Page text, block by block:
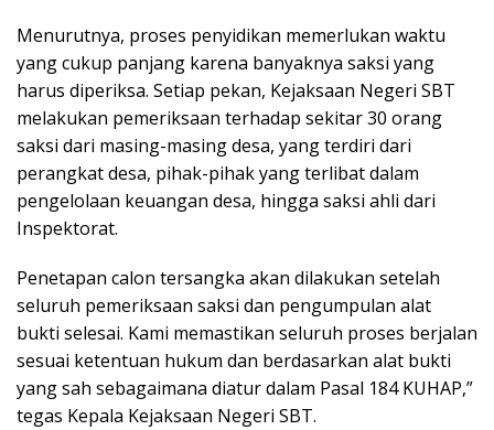
Menurutnya, proses penyidikan memerlukan waktu
yang cukup panjang karena banyaknya saksi yang
harus diperiksa. Setiap pekan, Kejaksaan Negeri SBT
melakukan pemeriksaan terhadap sekitar 30 orang
saksi dari masing-masing desa, yang terdiri dari
perangkat desa, pihak-pihak yang terlibat dalam
pengelolaan keuangan desa, hingga saksi ahli dari
Inspektorat.
Penetapan calon tersangka akan dilakukan setelah
seluruh pemeriksaan saksi dan pengumpulan alat
bukti selesai. Kami memastikan seluruh proses berjalan
sesuai ketentuan hukum dan berdasarkan alat bukti
yang sah sebagaimana diatur dalam Pasal 184 KUHAP,”
tegas Kepala Kejaksaan Negeri SBT.